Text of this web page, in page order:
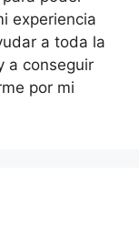
experiencia
a toda la
a conseguir
por mi